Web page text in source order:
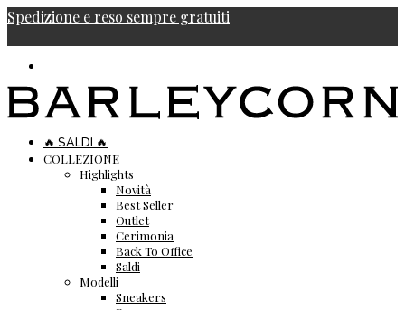
Spedizione e reso sempre gratuiti
🔥 SALDI 🔥
COLLEZIONE
Highlights
Novità
Best Seller
Outlet
Cerimonia
Back To Office
Saldi
Modelli
Sneakers